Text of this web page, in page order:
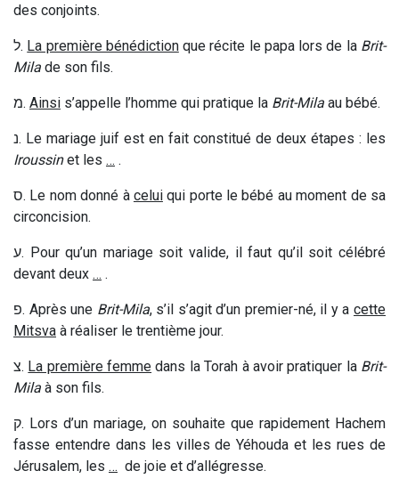
des conjoints.
ל. La première bénédictionque récite le papa lors de la Brit-
Mila de son fils.
מ. Ainsi s’appelle l’homme qui pratique la Brit-Mila au bébé.
נ. Le mariage juif est en fait constitué de deux étapes : les
Iroussinet les … .
ס. Le nom donné à celuiqui porte le bébé au moment de sa
circoncision.
ע. Pour qu’un mariage soit valide, il faut qu’il soit célébré
devant deux … .
פ. Après une Brit-Mila, s’il s’agit d’un premier-né, il y acette
Mitsva à réaliser le trentième jour.
צ. La première femme dans la Torah à avoir pratiquer la Brit-
Mila à son fils.
ק. Lors d’un mariage, on souhaite que rapidement Hachem
fasse entendre dans les villes de Yéhouda et les rues de
Jérusalem, les … de joie et d’allégresse.